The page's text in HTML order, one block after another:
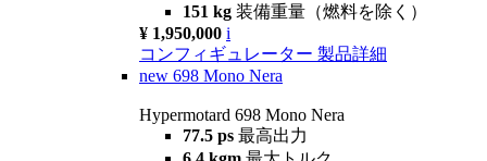
151 kg 装備重量（燃料を除く）
¥ 1,950,000 i
コンフィギュレーター 製品詳細
new 698 Mono Nera
Hypermotard 698 Mono Nera
77.5 ps 最高出力